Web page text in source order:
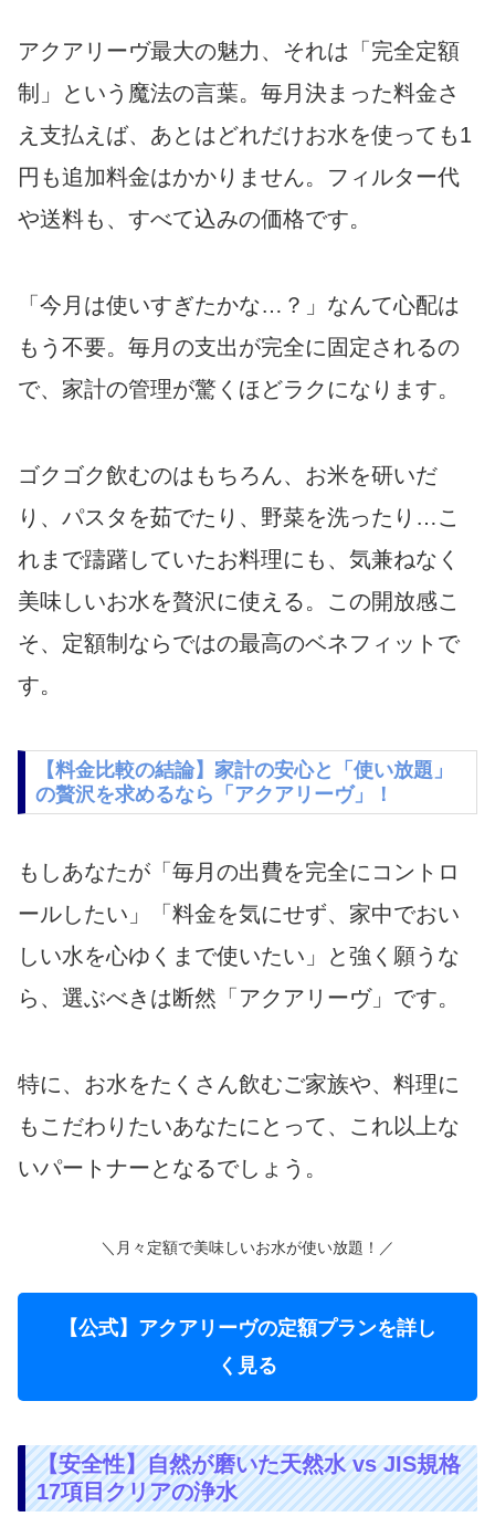
アクアリーヴ最大の魅力、それは「完全定額
制」という魔法の言葉。毎月決まった料金さ
え支払えば、あとはどれだけお水を使っても1
円も追加料金はかかりません。フィルター代
や送料も、すべて込みの価格です。
「今月は使いすぎたかな…？」なんて心配は
もう不要。毎月の支出が完全に固定されるの
で、家計の管理が驚くほどラクになります。
ゴクゴク飲むのはもちろん、お米を研いだ
り、パスタを茹でたり、野菜を洗ったり…こ
れまで躊躇していたお料理にも、気兼ねなく
美味しいお水を贅沢に使える。この開放感こ
そ、定額制ならではの最高のベネフィットで
す。
【料金比較の結論】家計の安心と「使い放題」
の贅沢を求めるなら「アクアリーヴ」！
もしあなたが「毎月の出費を完全にコントロ
ールしたい」「料金を気にせず、家中でおい
しい水を心ゆくまで使いたい」と強く願うな
ら、選ぶべきは断然「アクアリーヴ」です。
特に、お水をたくさん飲むご家族や、料理に
もこだわりたいあなたにとって、これ以上な
いパートナーとなるでしょう。
＼月々定額で美味しいお水が使い放題！／
【公式】アクアリーヴの定額プランを詳し
く見る
【安全性】自然が磨いた天然水 vs JIS規格
17項目クリアの浄水